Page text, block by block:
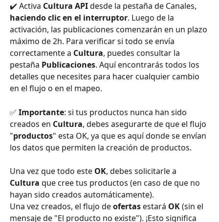
✔️ Activa Cultura API desde la pestaña de Canales,
haciendo clic en el interruptor. Luego de la
activación, las publicaciones comenzarán en un plazo
máximo de 2h. Para verificar si todo se envía
correctamente a Cultura, puedes consultar la
pestaña Publicaciones. Aquí encontrarás todos los
detalles que necesites para hacer cualquier cambio
en el flujo o en el mapeo.
✅ Importante: si tus productos nunca han sido
creados en Cultura, debes asegurarte de que el flujo
"productos" esta OK, ya que es aquí donde se envían
los datos que permiten la creación de productos.
Una vez que todo este OK, debes solicitarle a
Cultura que cree tus productos (en caso de que no
hayan sido creados automáticamente).
Una vez creados, el flujo de ofertas estará OK (sin el
mensaje de "El producto no existe"). ¡Esto significa